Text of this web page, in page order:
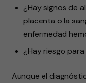
¿Hay signos de
placenta o la
enfermedad
¿Hay riesgo
Aunque el